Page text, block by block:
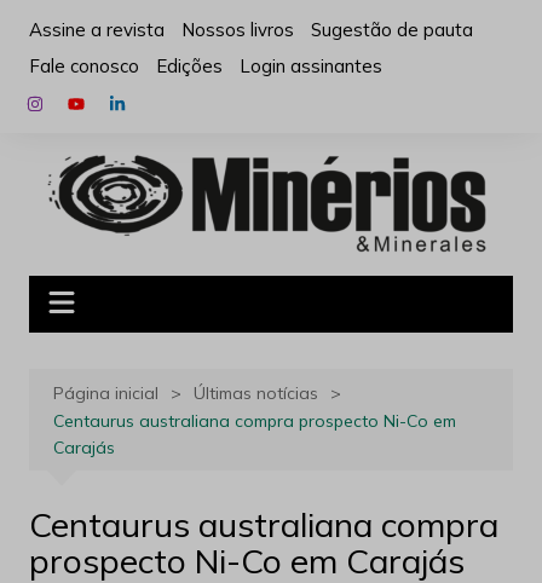
para
conteúdo
Assine a revista Nossos livros
Sugestão de pauta
Fale conosco
Edições Login assinantes
Página inicial
Últimas notícias
Centaurus australiana compra prospecto Ni-Co em
Carajás
Centaurus australiana compra
prospecto Ni-Co em Carajás